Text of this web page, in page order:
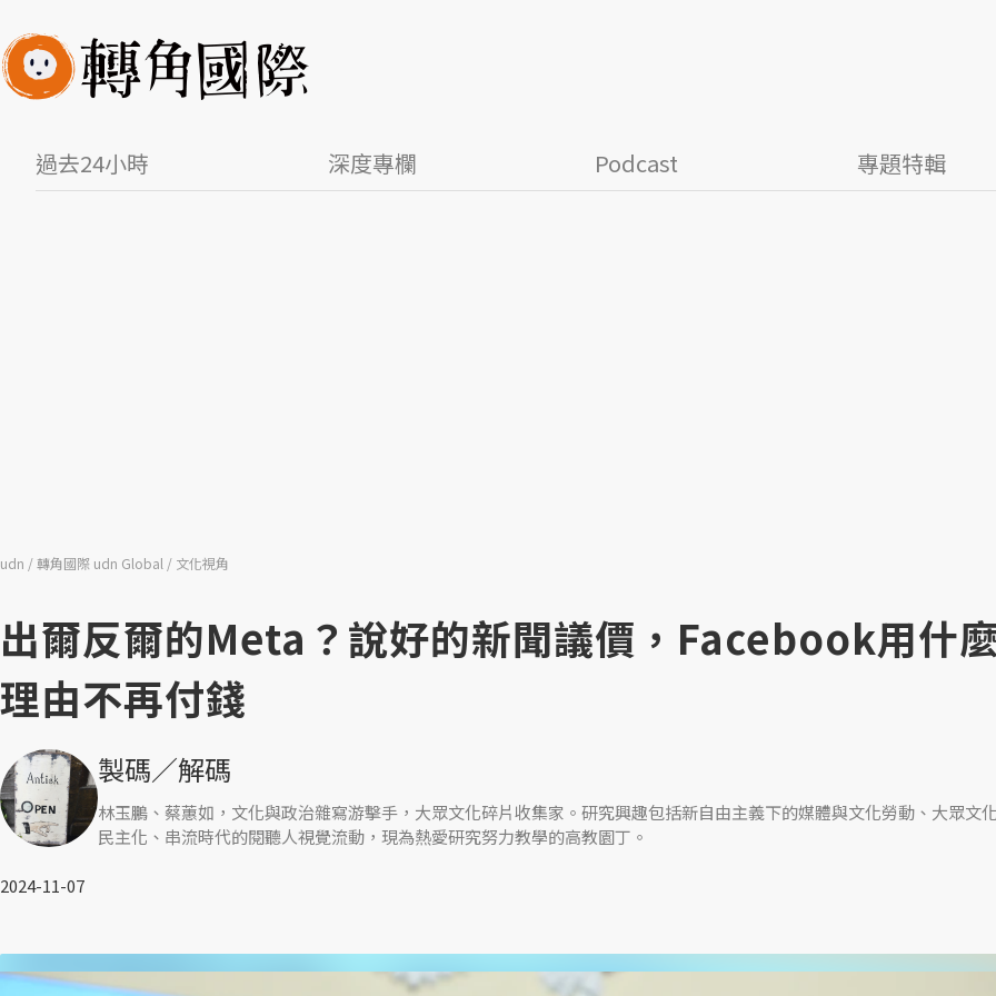
過去24小時 深度專欄 Podcast 專題特輯
udn 轉角國際 udn Global 文化視角
出爾反爾的Meta？說好的新聞議價，Facebook用什
理由不再付錢
製碼／解碼
林玉鵬、蔡蕙如，文化與政治雜寫游擊手，大眾文化碎片收集家。研究興趣包括新自由主義下的媒體與文化勞動、大眾文
民主化、串流時代的閱聽人視覺流動，現為熱愛研究努力教學的高教園丁。
2024-11-07